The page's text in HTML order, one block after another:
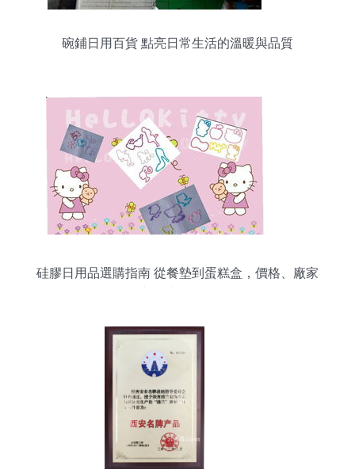
碗鋪日用百貨 點亮日常生活的溫暖與品質
硅膠日用品選購指南 從餐墊到蛋糕盒，價格、廠家